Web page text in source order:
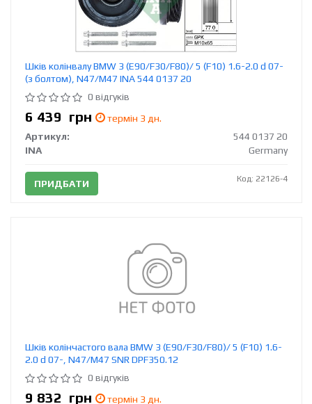
Шків колінвалу BMW 3 (E90/F30/F80)/ 5 (F10) 1.6-2.0 d 07-
(з болтом), N47/M47 INA 544 0137 20
0 відгуків
6 439 грн
термін 3 дн.
Артикул:
544 0137 20
INA
Germany
ПРИДБАТИ Код: 22126-4
Шків колінчастого вала BMW 3 (E90/F30/F80)/ 5 (F10) 1.6-
2.0 d 07-, N47/M47 SNR DPF350.12
0 відгуків
9 832 грн
термін 3 дн.